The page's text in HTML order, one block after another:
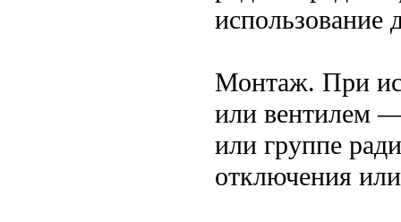
использование
Монтаж. При
или вентилем
или группе
отключения